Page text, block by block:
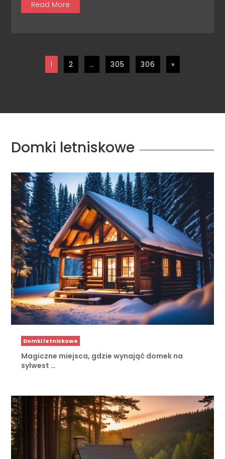
Read More
1 2 … 305 306 »
Domki letniskowe
Domki letniskowe
Magiczne miejsca, gdzie wynająć domek na
sylwest …